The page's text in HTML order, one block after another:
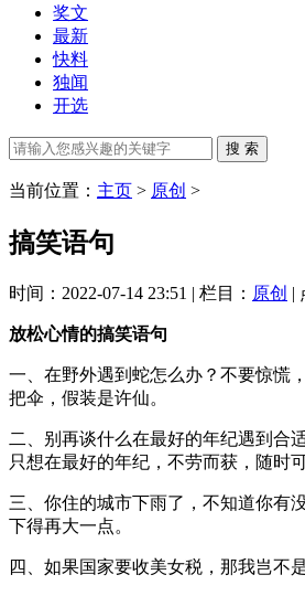
奖文
最新
快料
独闻
开选
当前位置： 主页 > 原创 >
搞笑语句
时间：2022-07-14 23:51 | 栏目： 原创 |
放松心情的搞笑语句
一、在野外遇到蛇怎么办？不要惊慌
把伞，假装是许仙。
二、别再谈什么在最好的年纪遇到合
只想在最好的年纪，不劳而获，随时
三、你住的城市下雨了，不知道你有
下得再大一点。
四、如果国家要收美女税，那我岂不